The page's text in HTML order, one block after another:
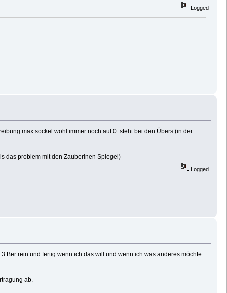
Logged
max sockel wohl immer noch auf 0 steht bei den Übers (in der
das problem mit den Zauberinen Spiegel)
Logged
Ber rein und fertig wenn ich das will und wenn ich was anderes möchte
ab.